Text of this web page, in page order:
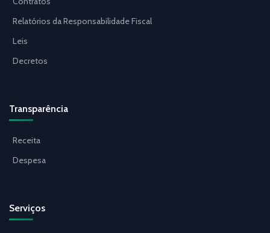
Relatórios da Responsabilidade Fiscal
Leis
Decretos
Transparência
Receita
Despesa
Serviços